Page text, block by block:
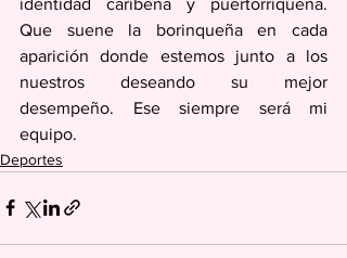
Que suene la borinqueña en cada
aparición donde estemos junto a los
nuestros deseando su mejor
desempeño. Ese siempre será mi
equipo.
Deportes